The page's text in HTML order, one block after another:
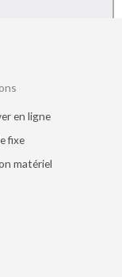
en ligne
fixe
matériel